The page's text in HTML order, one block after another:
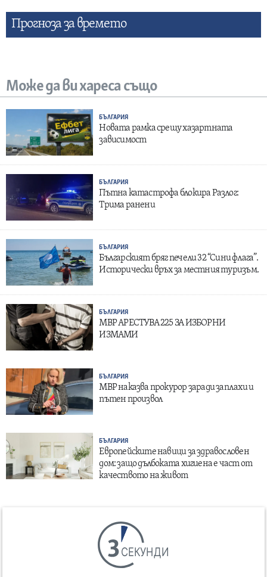
Прогнозa за времето
Може да ви хареса също
БЪЛГАРИЯ
Новата рамка срещу хазартната
зависимост
БЪЛГАРИЯ
Пътна катастрофа блокира Разлог:
Трима ранени
БЪЛГАРИЯ
Българският бряг печели 32 “Сини флага”.
Исторически връх за местния туризъм.
БЪЛГАРИЯ
МВР АРЕСТУВА 225 ЗА ИЗБОРНИ
ИЗМАМИ
БЪЛГАРИЯ
МВР наказва прокурор заради заплахи и
пътен произвол
БЪЛГАРИЯ
Европейските навици за здравословен
дом: защо дълбоката хигиена е част от
качеството на живот
СЕКУНДИ